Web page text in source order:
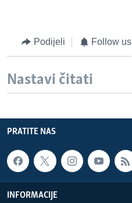
Jezici
Podijeli Follow us
Nastavi čitati
PRATITE NAS
INFORMACIJE